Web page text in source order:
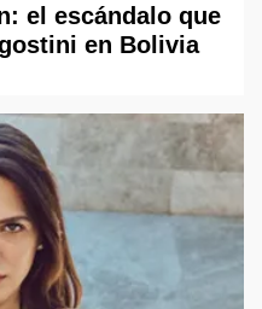
el escándalo que
en Bolivia